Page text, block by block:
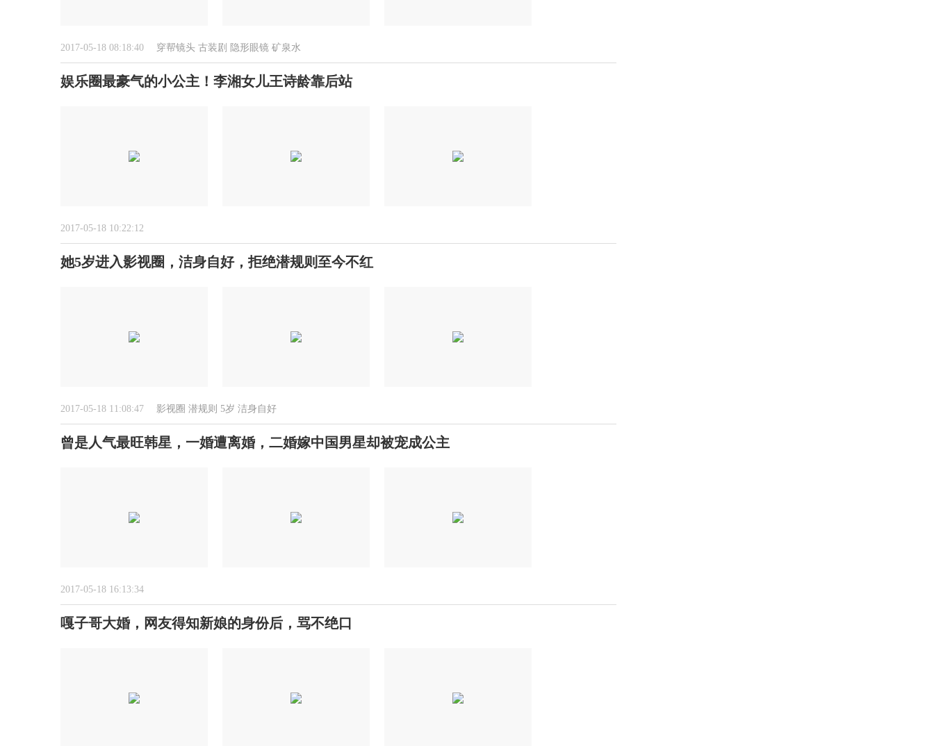
2017-05-18 08:18:40 穿帮镜头 古装剧 隐形眼镜 矿泉水
娱乐圈最豪气的小公主！李湘女儿王诗龄靠后站
2017-05-18 10:22:12
她5岁进入影视圈，洁身自好，拒绝潜规则至今不红
2017-05-18 11:08:47 影视圈 潜规则 5岁 洁身自好
曾是人气最旺韩星，一婚遭离婚，二婚嫁中国男星却被宠成公主
2017-05-18 16:13:34
嘎子哥大婚，网友得知新娘的身份后，骂不绝口